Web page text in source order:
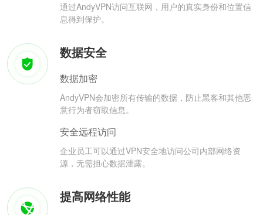
通过AndyVPN访问互联网，用户的真实身份和位置信
息得到保护。
数据安全
数据加密
AndyVPN会加密所有传输的数据，防止黑客和其他恶
意行为者窃取信息。
安全远程访问
企业员工可以通过VPN安全地访问公司内部网络资
源，无需担心数据泄露。
提高网络性能